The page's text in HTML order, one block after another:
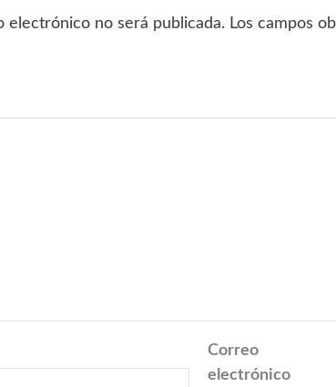
electrónico no será publicada. Los campos
Correo
electrónico